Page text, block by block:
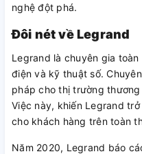
nghệ đột phá.
Đôi nét về Legrand
Legrand là chuyên gia
điện và kỹ thuật số.
pháp cho thị trường
Việc này, khiến Legrand
cho khách hàng trên toàn
Năm 2020, Legrand báo